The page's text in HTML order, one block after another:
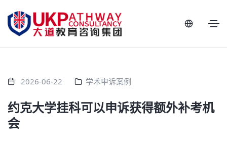
2026-06-22 学术申诉案例
约克大学挂科可以申诉获得额外补考机
会